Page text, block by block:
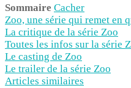
Sommaire Cacher
Zoo, une série qui remet en
La critique de la série Zoo
Toutes les infos sur la série
Le casting de Zoo
Le trailer de la série Zoo
Articles similaires